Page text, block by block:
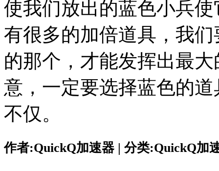
使我们放出的蓝色小兵
有很多的加倍道具，我
的那个，才能发挥出最
意，一定要选择蓝色的
不仅。
作者:QuickQ加速器 | 分类:QuickQ加